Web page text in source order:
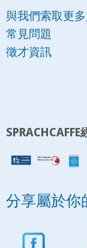
與我們索取更
常見問題
徵才資訊
分享屬於你